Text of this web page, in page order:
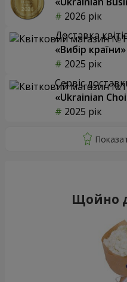
2026 рік
Доставка
«Вибір країни»
2025 рік
Сервіс
«Ukrainian
2025 рік
Щойно